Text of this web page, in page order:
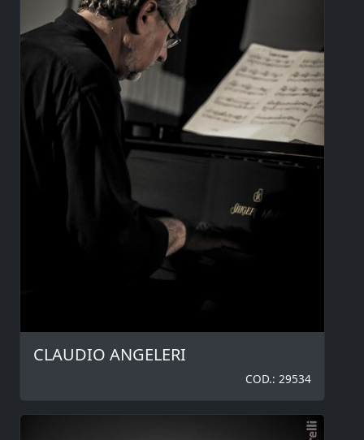
CLAUDIO ANGELERI
COD.: 29534